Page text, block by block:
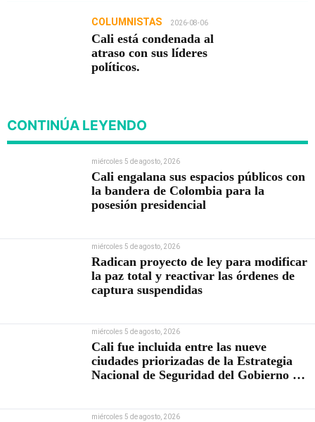
COLUMNISTAS 2026-08-06
Cali está condenada al
atraso con sus líderes
políticos.
CONTINÚA LEYENDO
miércoles 5 de agosto, 2026
Cali engalana sus espacios públicos con
la bandera de Colombia para la
posesión presidencial
miércoles 5 de agosto, 2026
Radican proyecto de ley para modificar
la paz total y reactivar las órdenes de
captura suspendidas
miércoles 5 de agosto, 2026
Cali fue incluida entre las nueve
ciudades priorizadas de la Estrategia
Nacional de Seguridad del Gobierno de
miércoles 5 de agosto, 2026